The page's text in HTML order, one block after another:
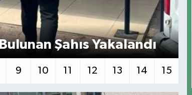
Şahıs Yakalandı
9 10 11 12 13 14 15